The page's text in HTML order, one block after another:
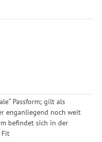
wird. Sie können Ihre
für bestimmte
die Zukunft widerrufen.
Passform; gilt als
enganliegend noch weit
befindet sich in der
Fit